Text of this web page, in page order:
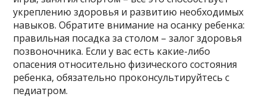
укреплению здоровья и развитию необходимых
навыков. Обратите внимание на осанку ребенка:
правильная посадка за столом – залог здоровья
позвоночника. Если у вас есть какие-либо
опасения относительно физического состояния
ребенка, обязательно проконсультируйтесь с
педиатром.